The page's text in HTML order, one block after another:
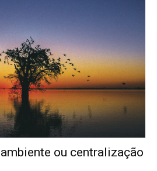
ou centralização